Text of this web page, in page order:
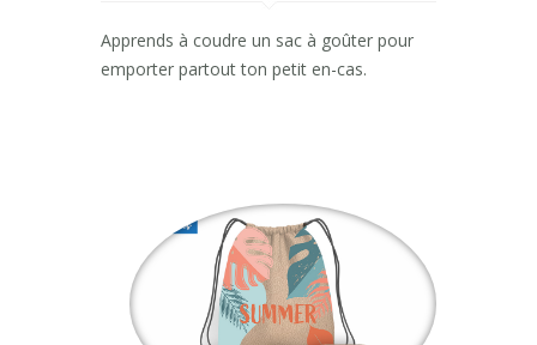
Apprends à coudre un sac à goûter pour
emporter partout ton petit en-cas.